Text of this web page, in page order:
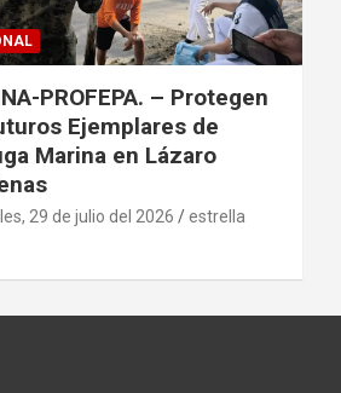
PROFEPA. – Protegen
Ejemplares de
Marina en Lázaro
29 de julio del 2026 estrella